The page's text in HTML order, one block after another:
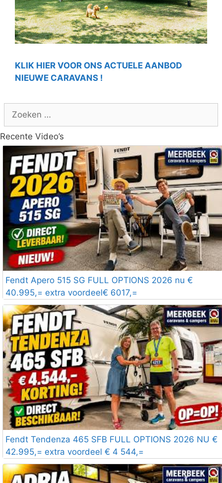
KLIK HIER VOOR ONS ACTUELE AANBOD
NIEUWE CARAVANS !
Zoek
Recente Video’s
Fendt Apero 515 SG FULL OPTIONS 2026 nu €
40.995,= extra voordeel€ 6017,=
Fendt Tendenza 465 SFB FULL OPTIONS 2026 NU €
42.995,= extra voordeel € 4 544,=